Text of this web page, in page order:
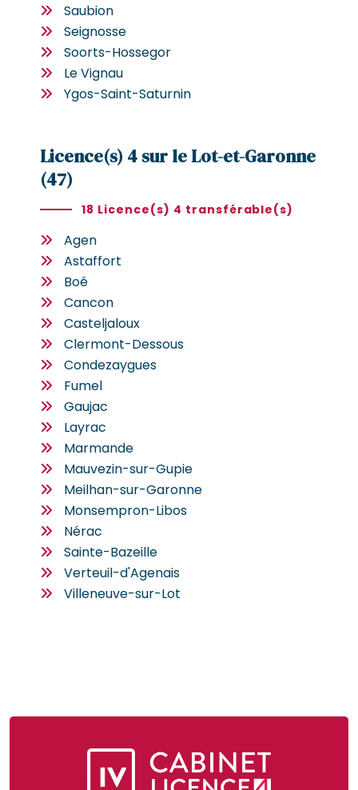
Saubion
Seignosse
Soorts-Hossegor
Le Vignau
Ygos-Saint-Saturnin
Licence(s) 4 sur le Lot-et-Garonne
(47)
18 Licence(s) 4 transférable(s)
Agen
Astaffort
Boé
Cancon
Casteljaloux
Clermont-Dessous
Condezaygues
Fumel
Gaujac
Layrac
Marmande
Mauvezin-sur-Gupie
Meilhan-sur-Garonne
Monsempron-Libos
Nérac
Sainte-Bazeille
Verteuil-d'Agenais
Villeneuve-sur-Lot